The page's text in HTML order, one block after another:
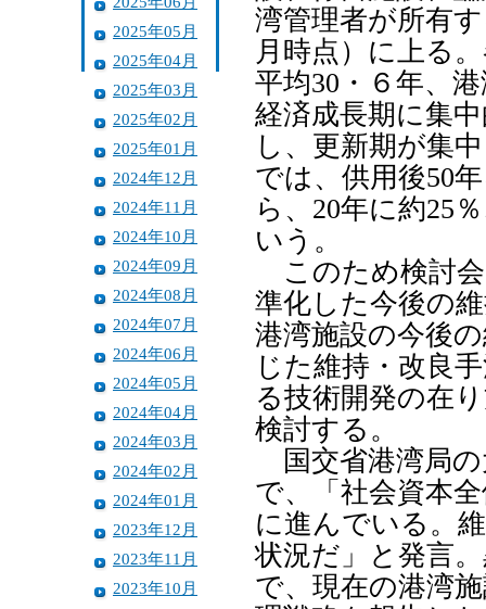
2025年05月
2025年04月
2025年03月
2025年02月
2025年01月
2024年12月
2024年11月
2024年10月
2024年09月
2024年08月
2024年07月
2024年06月
2024年05月
2024年04月
2024年03月
2024年02月
2024年01月
2023年12月
2023年11月
2023年10月
湾管理者が所有
月時点）に上る
平均30・６年、
経済成長期に集
し、更新期が集
では、供用後50
ら、20年に約25
いう。
このため検討会
準化した今後の
港湾施設の今後
じた維持・改良
る技術開発の在
検討する。
国交省港湾局の
で、「社会資本
に進んでいる。
状況だ」と発言
で、現在の港湾